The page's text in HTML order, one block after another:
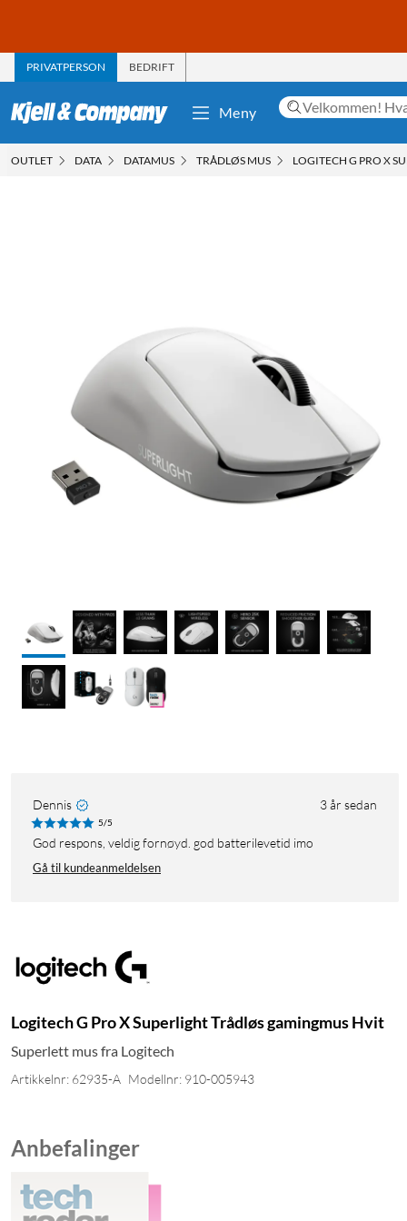
PRIVATPERSON BEDRIFT
Meny
OUTLET DATA DATAMUS TRÅDLØS MUS LOGITECH G PRO X
Dennis 3 år sedan
5/5
God respons, veldig fornøyd. god batterilevetid imo
Gå til kundeanmeldelsen
Logitech G Pro X Superlight Trådløs gamingmus Hvit
Superlett mus fra Logitech
Artikkelnr: 62935-A Modellnr: 910-005943
Anbefalinger